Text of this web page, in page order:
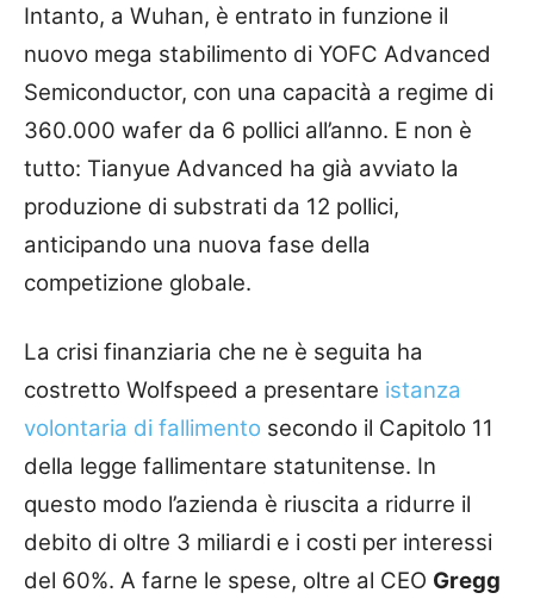
Intanto, a Wuhan, è entrato in funzione il
nuovo mega stabilimento di YOFC Advanced
Semiconductor, con una capacità a regime di
360.000 wafer da 6 pollici all’anno. E non è
tutto: Tianyue Advanced ha già avviato la
produzione di substrati da 12 pollici,
anticipando una nuova fase della
competizione globale.
La crisi finanziaria che ne è seguita ha
costretto Wolfspeed a presentare istanza
volontaria di fallimento secondo il Capitolo 11
della legge fallimentare statunitense. In
questo modo l’azienda è riuscita a ridurre il
debito di oltre 3 miliardi e i costi per interessi
del 60%. A farne le spese, oltre al CEO Gregg